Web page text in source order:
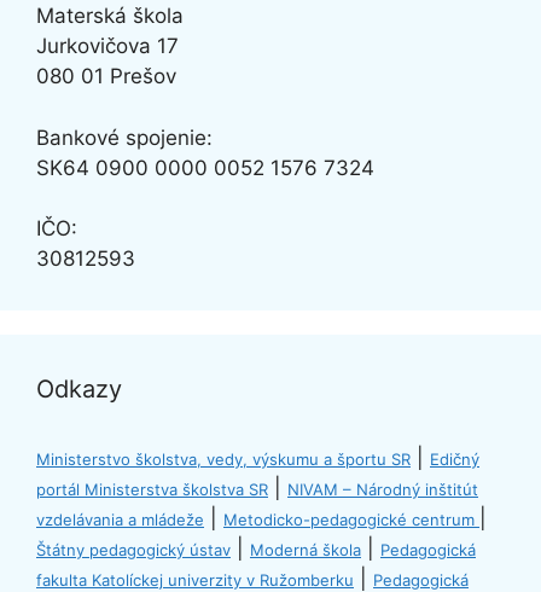
Materská škola
Jurkovičova 17
080 01 Prešov
Bankové spojenie:
SK64 0900 0000 0052 1576 7324
IČO:
30812593
Odkazy
Ministerstvo školstva, vedy, výskumu a športu SR
Edičný
portál Ministerstva školstva SR
NIVAM – Národný inštitút
vzdelávania a mládeže
Metodicko-pedagogické centrum
Štátny pedagogický ústav Moderná škola
Pedagogická
fakulta Katolíckej univerzity v Ružomberku
Pedagogická